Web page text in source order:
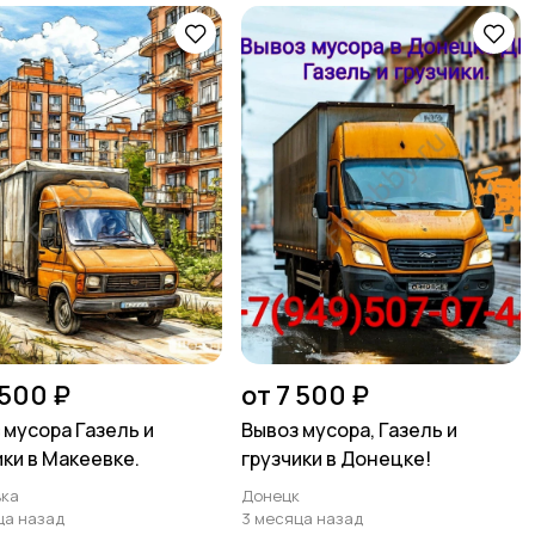
₽
Газель и
в Макеевке.
назад
от 7 500 ₽
Вывоз мусора, Газель и
грузчики в Донецке!
Донецк
3 месяца назад